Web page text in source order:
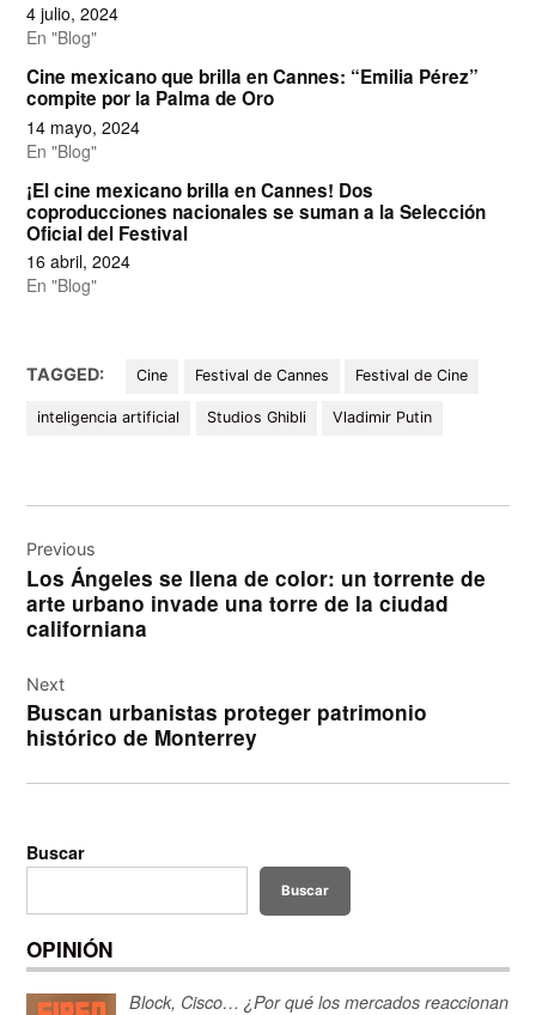
4 julio, 2024
En "Blog"
Cine mexicano que brilla en Cannes: “Emilia Pérez”
compite por la Palma de Oro
14 mayo, 2024
En "Blog"
¡El cine mexicano brilla en Cannes! Dos
coproducciones nacionales se suman a la Selección
Oficial del Festival
16 abril, 2024
En "Blog"
TAGGED: Cine Festival de Cannes Festival de Cine
inteligencia artificial Studios Ghibli Vladimir Putin
de
entradas
Previous
Los Ángeles se llena de color: un torrente de
arte urbano invade una torre de la ciudad
californiana
Next
Buscan urbanistas proteger patrimonio
histórico de Monterrey
Buscar
Buscar
OPINIÓN
Block, Cisco… ¿Por qué los mercados reaccionan